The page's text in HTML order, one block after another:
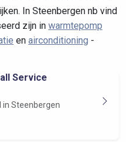
In Steenbergen nb vind
zijn in warmtepomp
en airconditioning -
Service
in Steenbergen